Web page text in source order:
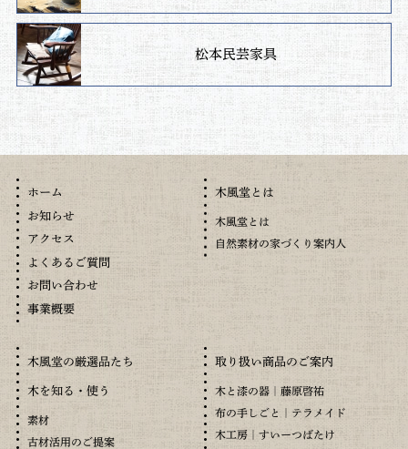
松本民芸家具
ホーム
お知らせ
アクセス
よくあるご質問
お問い合わせ
事業概要
木風堂とは
木風堂とは
自然素材の家づくり案内人
木風堂の厳選品たち
木を知る・使う
素材
古材活用のご提案
取り扱い商品のご案内
木と漆の器｜藤原啓祐
布の手しごと｜テラメイド
木工房｜すいーつばたけ